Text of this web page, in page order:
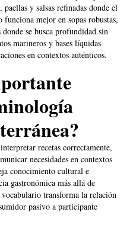
y salsas refinadas donde el
mejor en sopas robustas,
se busca profundidad sin
marineros y bases líquidas
en contextos auténticos.
recetas correctamente,
necesidades en contextos
conocimiento cultural e
gastronómica más allá de
transforma la relación
pasivo a participante